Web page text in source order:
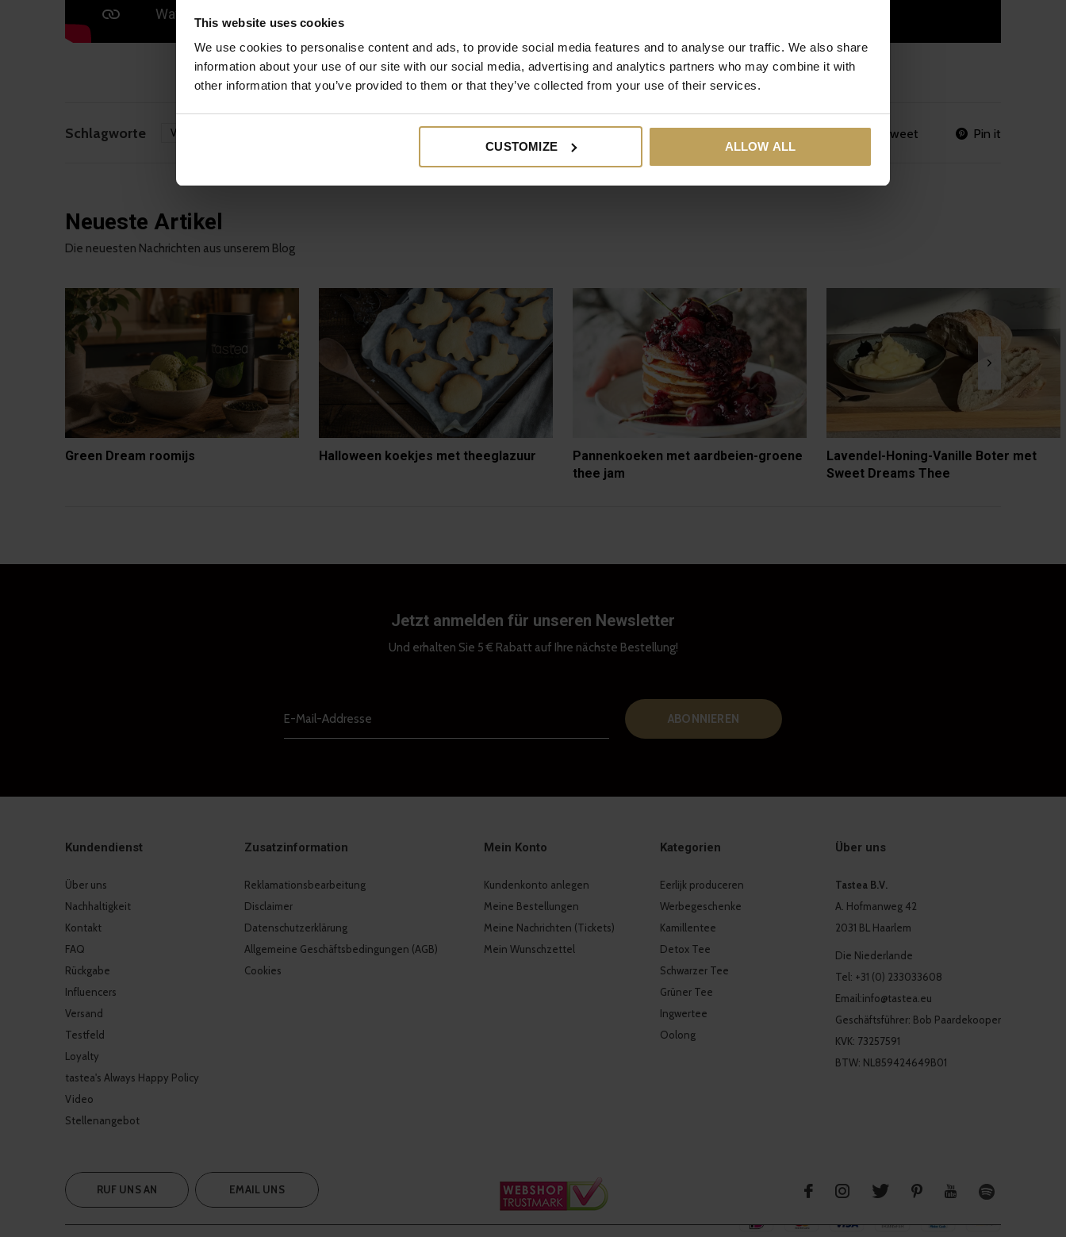
This website uses cookies
We use cookies to personalise content and ads, to provide social media features and to analyse our traffic. We also share
information about your use of our site with our social media, advertising and analytics partners who may combine it with
other information that you’ve provided to them or that they’ve collected from your use of their services.
CUSTOMIZE ALLOW ALL
Schlagworte Video Tweet Pin it
Neueste Artikel
Die neuesten Nachrichten aus unserem Blog
Green Dream roomijs Halloween koekjes met theeglazuur
Pannenkoeken met aardbeien-groene
thee jam
Lavendel-Honing-Vanille Boter met
Sweet Dreams Thee
Jetzt anmelden für unseren Newsletter
Und erhalten Sie 5 € Rabatt auf Ihre nächste Bestellung!
ABONNIEREN
Kundendienst
Über uns
Nachhaltigkeit
Kontakt
FAQ
Rückgabe
Influencers
Versand
Testfeld
Loyalty
tastea's Always Happy Policy
Video
Stellenangebot
Zusatzinformation
Reklamationsbearbeitung
Disclaimer
Datenschutzerklärung
Allgemeine Geschäftsbedingungen (AGB)
Cookies
Mein Konto
Kundenkonto anlegen
Meine Bestellungen
Meine Nachrichten (Tickets)
Mein Wunschzettel
Kategorien
Eerlijk produceren
Werbegeschenke
Kamillentee
Detox Tee
Schwarzer Tee
Grüner Tee
Ingwertee
Oolong
Über uns
Tastea B.V.
A. Hofmanweg 42
2031 BL Haarlem
Die Niederlande
Tel: +31 (0) 233033608
Email:info@tastea.eu
Geschäftsführer: Bob Paardekooper
KVK: 73257591
BTW: NL859424649B01
RUF UNS AN EMAIL UNS